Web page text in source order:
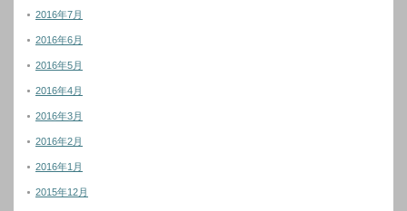
2016年7月
2016年6月
2016年5月
2016年4月
2016年3月
2016年2月
2016年1月
2015年12月